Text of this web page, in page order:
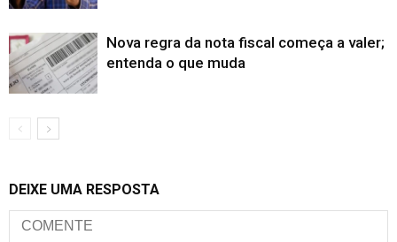
Nova regra da nota fiscal começa a valer;
entenda o que muda
DEIXE UMA RESPOSTA